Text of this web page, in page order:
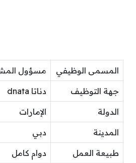
المسمى الوظيفي مسؤول
جهة التوظيف دناتا dnata
الدولة الإمارات
المدينة دبي
طبيعة العمل دوام كامل